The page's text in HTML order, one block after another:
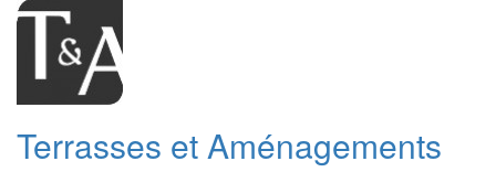
Terrasses et Aménagements